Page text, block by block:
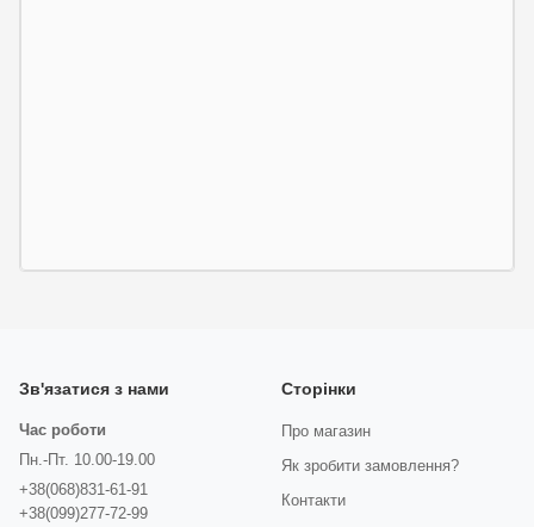
Зв'язатися з нами
Час роботи
Пн.-Пт. 10.00-19.00
+38(068)831-61-91
+38(099)277-72-99
Сторінки
Про магазин
Як зробити замовлення?
Контакти